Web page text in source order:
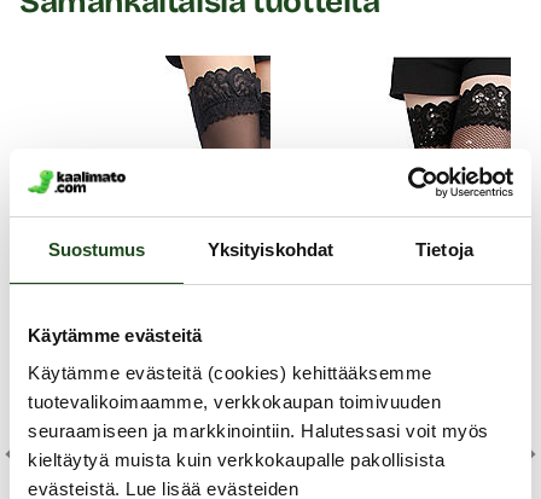
Suostumus Yksityiskohdat Tietoja
Käytämme evästeitä
Käytämme evästeitä (cookies) kehittääksemme
tuotevalikoimaamme, verkkokaupan toimivuuden
seuraamiseen ja markkinointiin. Halutessasi voit myös
kieltäytyä muista kuin verkkokaupalle pakollisista
evästeistä. Lue lisää evästeiden
OhYeah OhYeah